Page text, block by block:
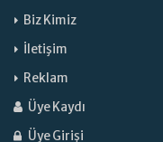
Biz Kimiz
İletişim
Reklam
Üye Kaydı
Üye Girişi